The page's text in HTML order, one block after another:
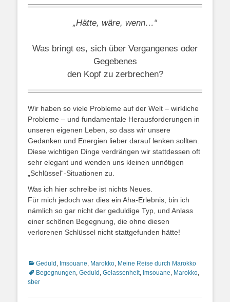
„Hätte, wäre, wenn…“
Was bringt es, sich über Vergangenes oder
Gegebenes
den Kopf zu zerbrechen?
Wir haben so viele Probleme auf der Welt – wirkliche
Probleme – und fundamentale Herausforderungen in
unseren eigenen Leben, so dass wir unsere
Gedanken und Energien lieber darauf lenken sollten.
Diese wichtigen Dinge verdrängen wir stattdessen oft
sehr elegant und wenden uns kleinen unnötigen
„Schlüssel“-Situationen zu.
Was ich hier schreibe ist nichts Neues.
Für mich jedoch war dies ein Aha-Erlebnis, bin ich
nämlich so gar nicht der geduldige Typ, und Anlass
einer schönen Begegnung, die ohne diesen
verlorenen Schlüssel nicht stattgefunden hätte!
Kategorien
Geduld , Imsouane, Marokko, Meine Reise durch Marokko
Begegnungen, Geduld , Gelassenheit, Imsouane, Marokko,
sber